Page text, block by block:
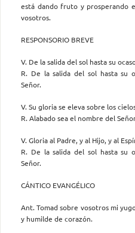
está dando fruto y prosperando
vosotros.
RESPONSORIO BREVE
V. De la salida del sol hasta su
R. De la salida del sol hasta su
Señor.
V. Su gloria se eleva sobre los
R. Alabado sea el nombre del
V. Gloria al Padre, y al Hijo, y al
R. De la salida del sol hasta su
Señor.
CÁNTICO EVANGÉLICO
Ant. Tomad sobre vosotros mi
y humilde de corazón.